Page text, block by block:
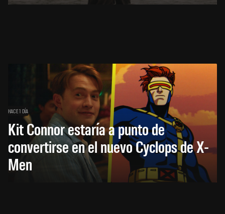
HACE 1 DÍA
Kit Connor estaría a punto de
convertirse en el nuevo Cyclops de X-
Men